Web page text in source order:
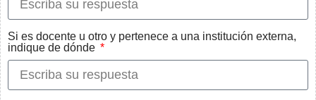
Si es docente u otro y pertenece a una institución externa,
indique de dónde